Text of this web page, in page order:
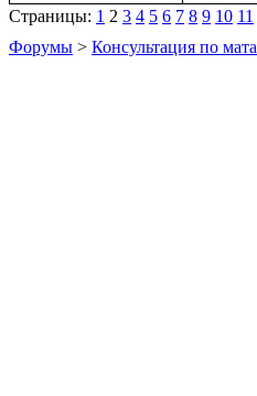
Страницы: 1 2 3 4 5 6 7 8 9 10 11
Форумы > Консультация по